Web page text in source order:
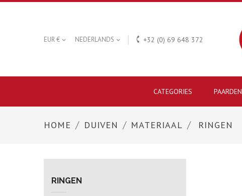
EUR €  NEDERLANDS   +32 (0) 69 648 372
CATEGORIES PAARDEN
HOME DUIVEN MATERIAAL RINGEN
RINGEN